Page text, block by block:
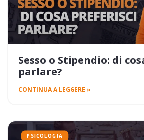
Sesso o Stipendio: di
parlare?
CONTINUA A LEGGERE »
PSICOLOGIA